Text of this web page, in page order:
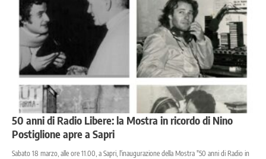
50 anni di Radio Libere: la Mostra in ricordo di Nino
Postiglione apre a Sapri
Sabato 18 marzo, alle ore 11.00, a Sapri, l'inaugurazione della Mostra "50 anni di Radio in